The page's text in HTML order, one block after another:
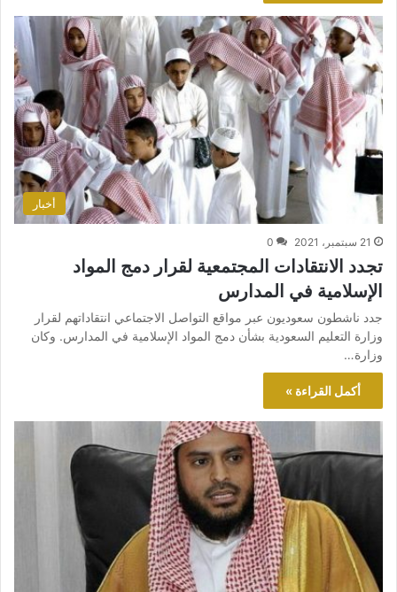
أخبار
21 سبتمبر، 2021 0
تجدد الانتقادات المجتمعية لقرار دمج المواد
الإسلامية في المدارس
جدد ناشطون سعوديون عبر مواقع التواصل الاجتماعي انتقاداتهم لقرار
وزارة التعليم السعودية بشأن دمج المواد الإسلامية في المدارس. وكان
وزارة…
أكمل القراءة »